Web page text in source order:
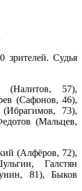
зрителей. Судья
(Налитов, 57),
(Сафонов, 46),
(Ибрагимов, 73),
(Мальцев,
(Алфёров, 72),
Галстян
81), Быков